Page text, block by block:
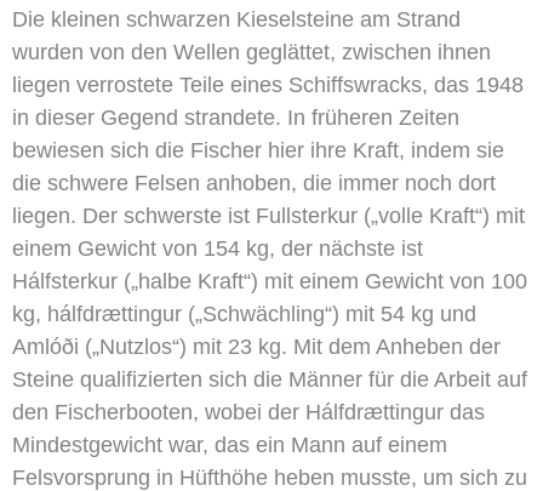
Die kleinen schwarzen Kieselsteine am Strand
wurden von den Wellen geglättet, zwischen ihnen
liegen verrostete Teile eines Schiffswracks, das 1948
in dieser Gegend strandete. In früheren Zeiten
bewiesen sich die Fischer hier ihre Kraft, indem sie
die schwere Felsen anhoben, die immer noch dort
liegen. Der schwerste ist Fullsterkur („volle Kraft“) mit
einem Gewicht von 154 kg, der nächste ist
Hálfsterkur („halbe Kraft“) mit einem Gewicht von 100
kg, hálfdrættingur („Schwächling“) mit 54 kg und
Amlóði („Nutzlos“) mit 23 kg. Mit dem Anheben der
Steine qualifizierten sich die Männer für die Arbeit auf
den Fischerbooten, wobei der Hálfdrættingur das
Mindestgewicht war, das ein Mann auf einem
Felsvorsprung in Hüfthöhe heben musste, um sich zu